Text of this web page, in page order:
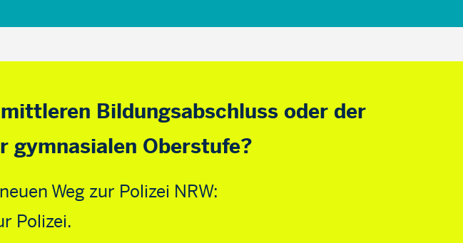
Bildungsabschluss oder der
gymnasialen Oberstufe?
Weg zur Polizei NRW:
Polizei.